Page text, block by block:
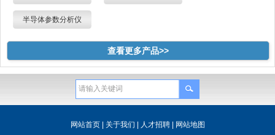
半导体参数分析仪
查看更多产品>>
网站首页| 关于我们 | 人才招聘| 网站地图